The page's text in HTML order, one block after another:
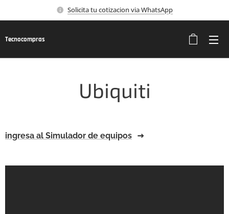
Solicita tu cotizacion via WhatsApp
Tecnocompras
Ubiquiti
ingresa al Simulador de equipos